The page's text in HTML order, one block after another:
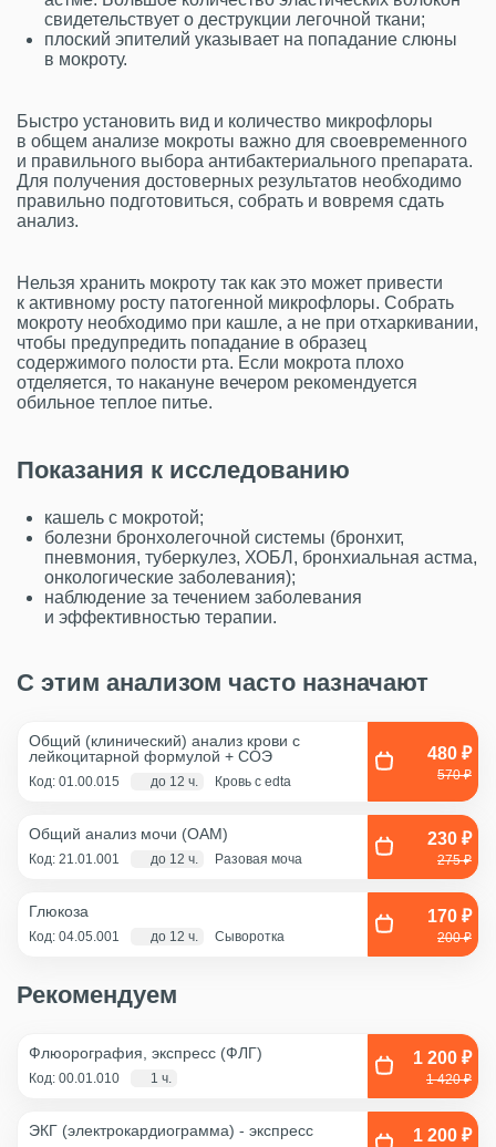
свидетельствует о деструкции легочной ткани;
плоский эпителий указывает на попадание слюны
в мокроту.
Быстро установить вид и количество микрофлоры
в общем анализе мокроты важно для своевременного
и правильного выбора антибактериального препарата.
Для получения достоверных результатов необходимо
правильно подготовиться, собрать и вовремя сдать
анализ.
Нельзя хранить мокроту так как это может привести
к активному росту патогенной микрофлоры. Собрать
мокроту необходимо при кашле, а не при отхаркивании,
чтобы предупредить попадание в образец
содержимого полости рта. Если мокрота плохо
отделяется, то накануне вечером рекомендуется
обильное теплое питье.
Показания к исследованию
кашель с мокротой;
болезни бронхолегочной системы (бронхит,
пневмония, туберкулез, ХОБЛ, бронхиальная астма,
онкологические заболевания);
наблюдение за течением заболевания
и эффективностью терапии.
С этим анализом часто назначают
Общий (клинический) анализ крови с
лейкоцитарной формулой + COЭ
Код: 01.00.015 до 12 ч. Кровь с edta
480 ₽
570 ₽
Общий анализ мочи (ОАМ)
Код: 21.01.001 до 12 ч. Разовая моча
230 ₽
275 ₽
Глюкоза
Код: 04.05.001 до 12 ч. Сыворотка
170 ₽
200 ₽
Рекомендуем
Флюорография, экспресс (ФЛГ)
Код: 00.01.010 1 ч.
1 200 ₽
1 420 ₽
ЭКГ (электрокардиограмма) - экспресс 1 200 ₽